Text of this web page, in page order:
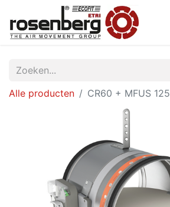
Alle producten CR60 + MFUS 125